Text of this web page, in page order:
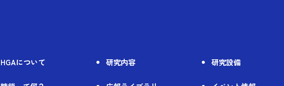
HGAについて 研究内容 研究設備